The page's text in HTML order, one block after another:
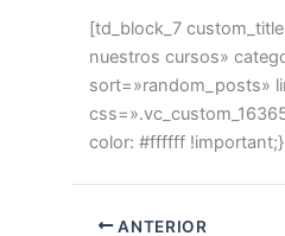
[td_block_7
nuestros cursos»
sort=»random_posts»
color: #ffffff
ANTERIOR